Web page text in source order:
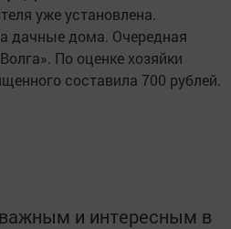
уже установлена.
дачные дома. Очередная
По оценке хозяйки
составила 700 рублей.
и интересным в